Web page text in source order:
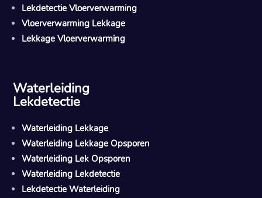
Lekdetectie Vloerverwarming
Vloerverwarming Lekkage
Lekkage Vloerverwarming
Waterleiding
Lekdetectie
Waterleiding Lekkage
Waterleiding Lekkage Opsporen
Waterleiding Lek Opsporen
Waterleiding Lekdetectie
Lekdetectie Waterleiding